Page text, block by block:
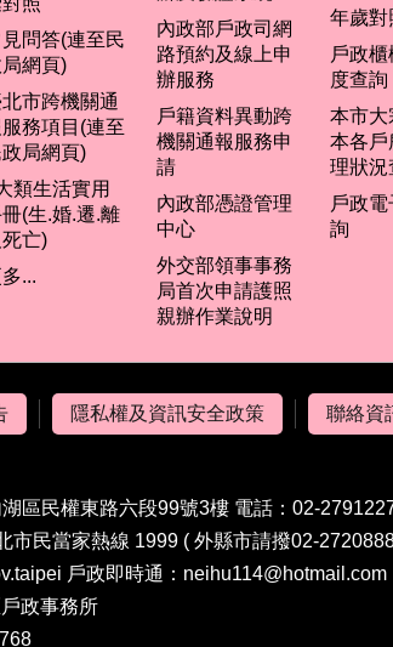
問答(連至民
網頁)
市跨機關通
務項目(連至
政局網頁)
類生活實用
(生.婚.遷.離
死亡)
...
內政部戶政司網
路預約及線上申
辦服務
戶籍資料異動跨
機關通報服務申
請
內政部憑證管理
中心
外交部領事事務
局首次申請護照
親辦作業說明
年歲對
戶政
度查詢
本市大
本各戶
理狀況
戶政
詢
隱私權及資訊安全政策 聯絡資
區民權東路六段99號3樓 電話：02-
市民當家熱線 1999 ( 外縣市請撥02-
戶政即時通：neihu114@hotmail.com
政事務所